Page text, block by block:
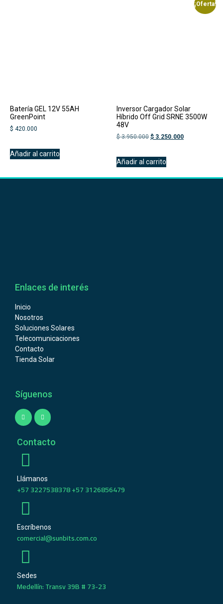
Batería GEL 12V 55AH
GreenPoint
$ 420.000
Añadir al carrito
¡Oferta!
Inversor Cargador Solar
Híbrido Off Grid SRNE 3500W
48V
$3.950.000 $ 3.250.000
Añadir al carrito
Enlaces de interés
Inicio
Nosotros
Soluciones Solares
Telecomunicaciones
Contacto
Tienda Solar
Síguenos
Contacto
Llámanos
+57 3227538378 +57 3126856479
Escríbenos
comercial@sunbits.com.co
Sedes
Medellín: Transv 39B # 73-23